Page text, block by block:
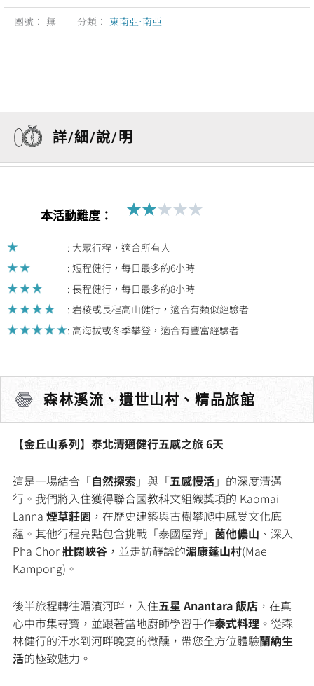
團號： 無 分類： 東南亞·南亞
詳/細/說/明
本活動難度： ★★★★★
: 大眾行程，適合所有人
: 短程健行，每日最多約6小時
: 長程健行，每日最多約8小時
: 岩稜或長程高山健行，適合有類似經驗者
: 高海拔或冬季攀登，適合有豐富經驗者
森林溪流、遺世山村、精品旅館
【金丘山系列】泰北清邁健行五感之旅 6天
這是一場結合「自然探索」與「五感慢活」的深度清邁
行。我們將入住獲得聯合國教科文組織獎項的 Kaomai
Lanna 煙草莊園 ，在歷史建築與古樹攀爬中感受文化底
蘊。其他行程亮點包含挑戰「泰國屋脊」 茵他儂山 、深入
Pha Chor壯闊峽谷 ，並走訪靜謐的湄康蓬山村(Mae
Kampong)。
後半旅程轉往湄濱河畔，入住五星 Anantara 飯店 ，在真
心中市集尋寶，並跟著當地廚師學習手作泰式料理 。從森
林健行的汗水到河畔晚宴的微醺，帶您全方位體驗蘭納生
活的極致魅力。